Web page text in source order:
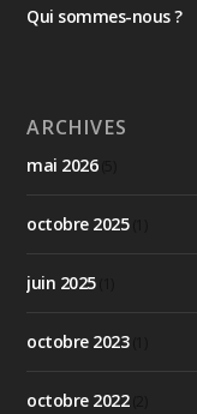
Qui sommes-nous ?
ARCHIVES
mai 2026(5)
octobre 2025(1)
juin 2025(1)
octobre 2023(1)
octobre 2022(2)